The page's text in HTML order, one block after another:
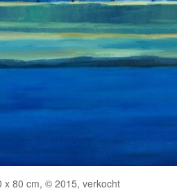
x 80 cm, © 2015, verkocht